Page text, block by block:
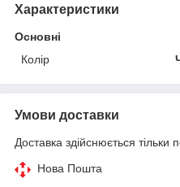
Характеристики
Основні
Колір
Умови доставки
Доставка здійснюється тільки
Нова Пошта